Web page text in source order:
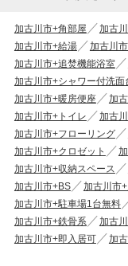
加古川市+角部屋 加古
加古川市+給湯
加古川
加古川市+追焚機能浴室
加古川市+シャワー付洗面
加古川市+暖房便座
加
加古川市+トイレ
加古
加古川市+フローリング
加古川市+クロゼット
加古川市+収納スペース
加古川市+BS
加古川市+
加古川市+駐車場1台無料
加古川市+鉄骨系
加古
加古川市+即入居可
加